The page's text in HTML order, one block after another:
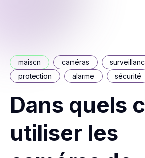
maison caméras
protection
alarme sécurité
Dans quels
utiliser les